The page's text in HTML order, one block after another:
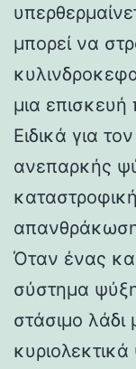
μπορεί να
μια επισκευή
Ειδικά για
ανεπαρκής
Όταν ένας
σύστημα
στάσιμο